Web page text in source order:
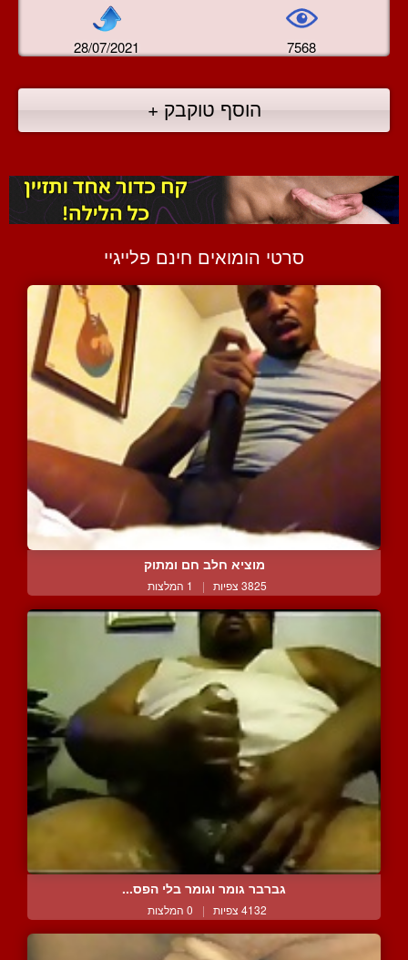
28/07/2021 7568
הוסף טוקבק +
סרטי הומואים חינם פלייגיי
מוציא חלב חם ומתוק
3825 צפיות | 1 המלצות
גברבר גומר וגומר בלי הפס...
4132 צפיות | 0 המלצות